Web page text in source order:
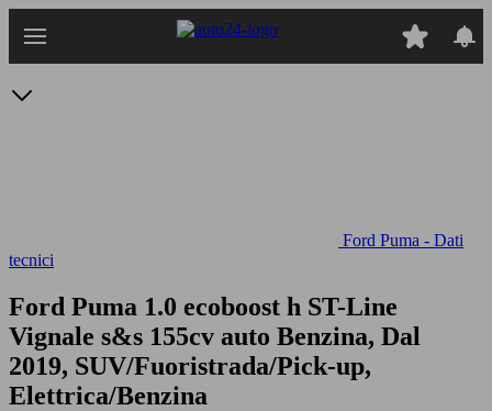
Ford Puma - Dati
tecnici
Ford Puma 1.0 ecoboost h ST-Line
Vignale s&s 155cv auto Benzina, Dal
2019, SUV/Fuoristrada/Pick-up,
Elettrica/Benzina